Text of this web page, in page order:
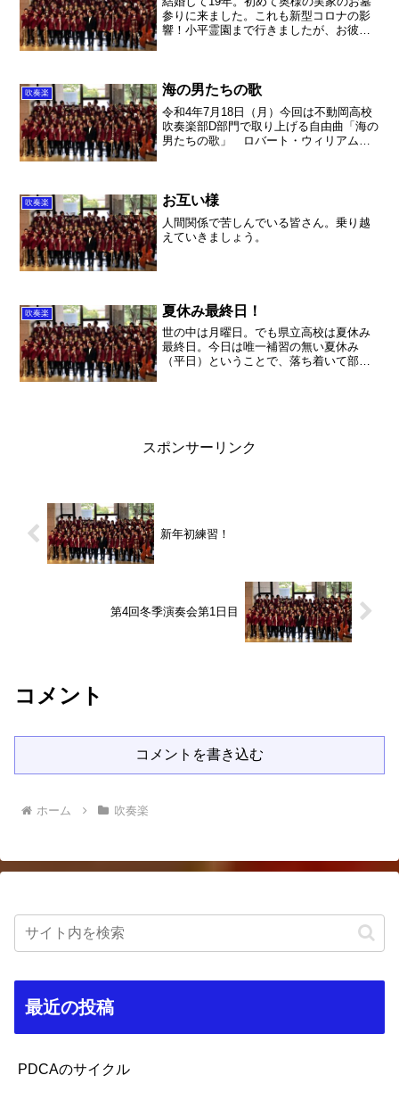
参りに来ました。これも新型コロナの影
響！小平霊園まで行きましたが、お彼岸
総勢10名で行ってまい...
吹奏楽 海の男たちの歌
令和4年7月18日（月）今回は不動岡高校
吹奏楽部D部門で取り上げる自由曲「海の
男たちの歌」 ロバート・ウィリアム
吹奏楽 お互い様
人間関係で苦しんでいる皆さん。乗り越
えていきましょう。
吹奏楽 夏休み最終日！
世の中は月曜日。でも県立高校は夏休み
最終日。今日は唯一補習の無い夏休み
（平日）ということで、落ち着いて部活
スポンサーリンク
新年初練習！
第4回冬季演奏会第1日目
コメント
コメントを書き込む
ホーム 吹奏楽
最近の投稿
PDCAのサイクル